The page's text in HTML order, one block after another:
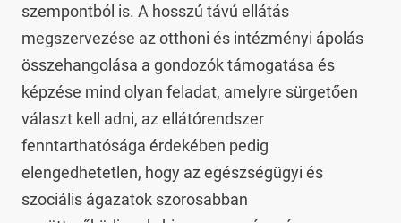
szempontból is. A hosszú távú ellátás
megszervezése az otthoni és intézményi ápolás
összehangolása a gondozók támogatása és
képzése mind olyan feladat, amelyre sürgetően
választ kell adni, az ellátórendszer
fenntarthatósága érdekében pedig
elengedhetetlen, hogy az egészségügyi és
szociális ágazatok szorosabban